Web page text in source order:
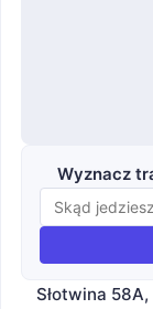
Wyznacz
Słotwina